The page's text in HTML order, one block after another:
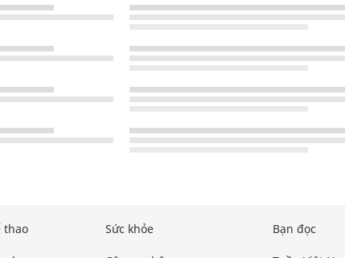
thao Sức khỏe Bạn đọc